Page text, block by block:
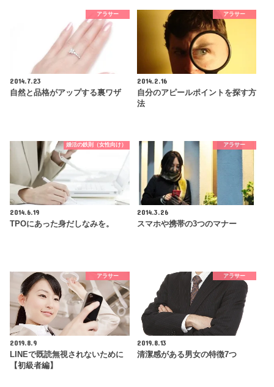
アラサー
2014.7.23
自然と品格がアップする裏ワザ
アラサー
2014.2.16
自分のアピールポイントを探す方
法
婚活の鉄則（女性向け）
2014.6.19
TPOにあった身だしなみを。
アラサー
2014.3.26
スマホや携帯の3つのマナー
アラサー
2019.8.9
LINEで既読無視されないために
【初級者編】
アラサー
2019.8.13
清潔感がある男女の特徴7つ